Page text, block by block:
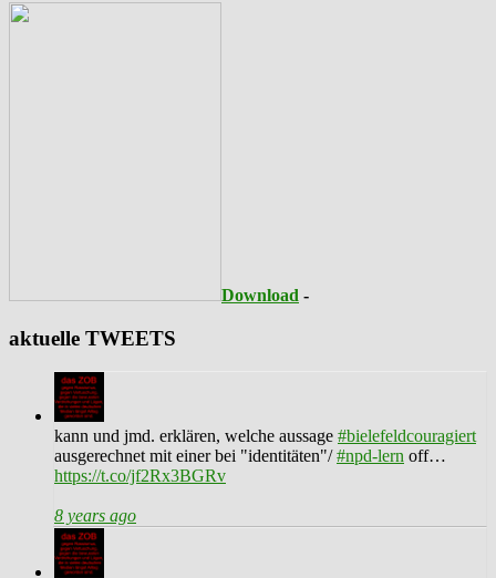
Download -
aktuelle TWEETS
kann und jmd. erklären, welche aussage #bielefeldcouragiert
ausgerechnet mit einer bei "identitäten"/#npd-lern off…
https://t.co/jf2Rx3BGRv
8 years ago